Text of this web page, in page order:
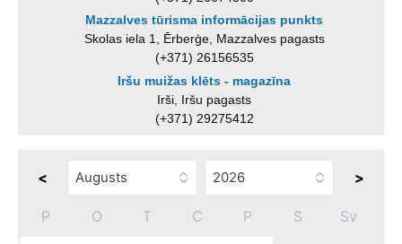
Mazzalves tūrisma informācijas punkts
Skolas iela 1, Ērberģe, Mazzalves pagasts
(+371) 26156535
Iršu muižas klēts - magazīna
Irši, Iršu pagasts
(+371) 29275412
< >
P O T C P S Sv